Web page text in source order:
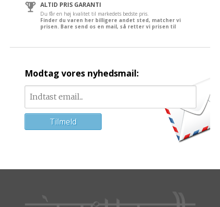
ALTID PRIS GARANTI
Du får en høj kvalitet til markedets bedste pris.
Finder du varen her billigere andet sted, matcher vi
prisen. Bare send os en mail, så retter vi prisen til
Modtag vores nyhedsmail: